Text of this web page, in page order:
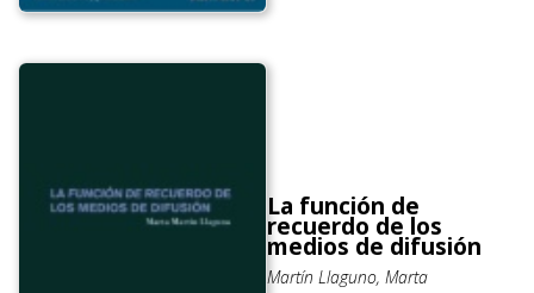
La función de
recuerdo de los
medios de difusión
Martín Llaguno, Marta